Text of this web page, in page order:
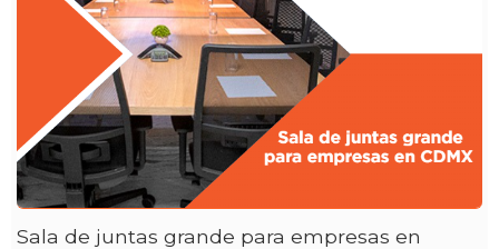
Sala de juntas grande para empresas en